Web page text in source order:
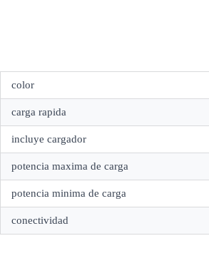
color
carga rapida
incluye cargador
potencia maxima de carga
potencia minima de carga
conectividad